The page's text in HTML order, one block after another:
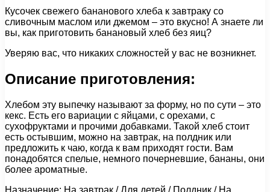
Кусочек свежего бананового хлеба к завтраку со
сливочным маслом или джемом – это вкусно! А знаете ли
вы, как приготовить банановый хлеб без яиц?
Уверяю вас, что никаких сложностей у вас не возникнет.
Описание приготовления:
Хлебом эту выпечку называют за форму, но по сути – это
кекс. Есть его вариации с яйцами, с орехами, с
сухофруктами и прочими добавками. Такой хлеб стоит
есть остывшим, можно на завтрак, на полдник или
предложить к чаю, когда к вам приходят гости. Вам
понадобятся спелые, немного почерневшие, бананы, они
более ароматные.
Назначение: На завтрак / Для детей / Полдник / На